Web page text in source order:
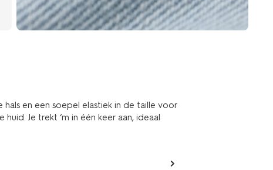
en een soepel elastiek in de taille voor
Je trekt ‘m in één keer aan, ideaal